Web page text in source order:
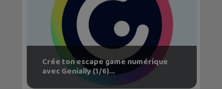
Crée ton escape game numérique
avec Genially (1/6)...